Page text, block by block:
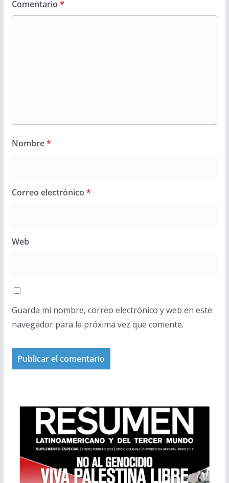
Comentario *
Nombre*
Correo electrónico *
Web
Guarda mi nombre, correo electrónico y web en este
navegador para la próxima vez que comente.